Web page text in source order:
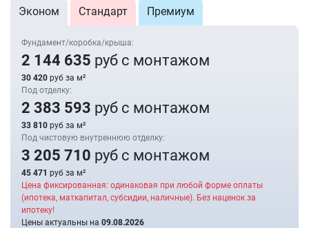
Эконом Стандарт Премиум
Фундамент/коробка/крыша:
2 144 635 руб с монтажом
30 420 руб за м²
Под отделку:
2 383 593 руб с монтажом
33 810 руб за м²
Под чистовую внутреннюю отделку:
3 205 710 руб с монтажом
45 471 руб за м²
Цена фиксированная: одинаковая при любой форме оплаты
(ипотека, маткапитал, субсидии, наличные). Без наценок за
ипотеку!
Цены актуальны на 09.08.2026